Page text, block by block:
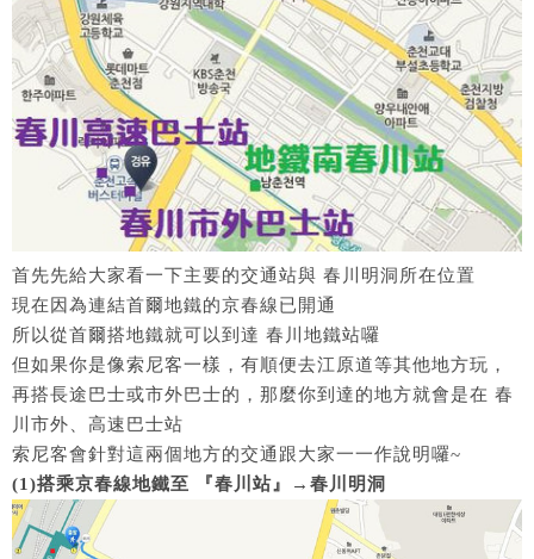
首先先給大家看一下主要的交通站與 春川明洞所在位置
現在因為連結首爾地鐵的京春線已開通
所以從首爾搭地鐵就可以到達 春川地鐵站囉
但如果你是像索尼客一樣，有順便去江原道等其他地方玩，
再搭長途巴士或市外巴士的，那麼你到達的地方就會是在 春
川市外、高速巴士站
索尼客會針對這兩個地方的交通跟大家一一作說明囉~
(1)搭乘京春線地鐵至 『春川站』→春川明洞